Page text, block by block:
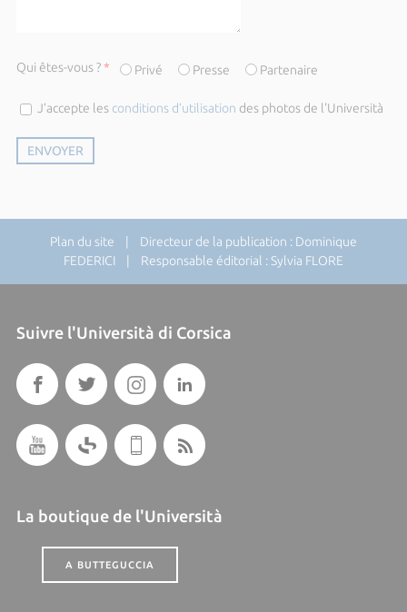
Qui êtes-vous ?* Privé Presse Partenaire
J’accepte les conditions d’utilisation des photos de l'Università
Plan du site | Directeur de la publication : Dominique
FEDERICI | Responsable éditorial : Sylvia FLORE
Suivre l'Università di Corsica
La boutique de l'Università
A BUTTEGUCCIA